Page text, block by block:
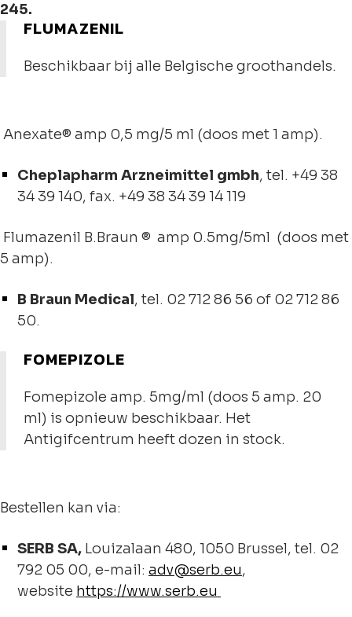
245.
FLUMAZENIL
Beschikbaar bij alle Belgische groothandels.
Anexate® amp 0,5 mg/5 ml (doos met 1 amp).
Cheplapharm Arzneimittel gmbh, tel. +49 38
34 39 140, fax. +49 38 34 39 14 119
Flumazenil B.Braun ® amp 0.5mg/5ml (doos met
5 amp).
B Braun Medical, tel. 02 712 86 56 of 02 712 86
50.
FOMEPIZOLE
Fomepizole amp. 5mg/ml (doos 5 amp. 20
ml) is opnieuw beschikbaar. Het
Antigifcentrum heeft dozen in stock.
Bestellen kan via:
SERB SA, Louizalaan 480, 1050 Brussel, tel. 02
792 05 00, e-mail: adv@serb.eu,
website https://www.serb.eu